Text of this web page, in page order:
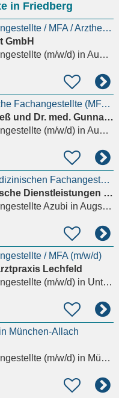
in Friedberg
Medizinische Fachangestellte / MFA / Arzthelferin (m/w/d)
GmbH
(m/w/d)in Augsburg
Premium Medizinische Fachangestellte (MFA) (w/m/d)
Dr. med. Günter Frieß und Dr. med. Gunnar Slusariuk
(m/w/d)in Augsburg
Ausbildung zum Medizinischen Fachangestellten mit Schwerpunkt Labor (m/w/d)
LabKom Biochemische Dienstleistungen GmbH
Azubi in Augsburg, Oberhausen
/ MFA (m/w/d)
Lechfeld
(m/w/d)in Untermeitingen
München-Allach
(m/w/d)in München, Allach